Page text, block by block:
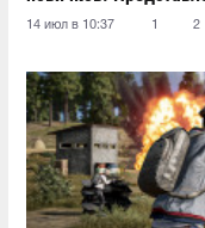
14 июл в 10:37 1 2